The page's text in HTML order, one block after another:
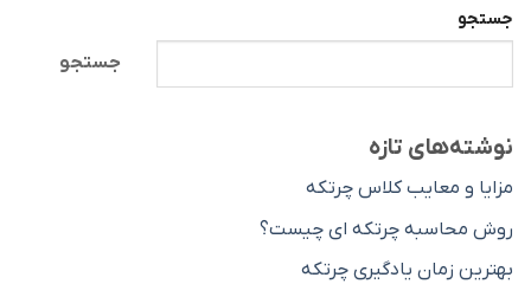
جستجو
جستجو
نوشته‌های تازه
مزایا و معایب کلاس چرتکه
روش محاسبه چرتکه ای چیست؟
بهترین زمان یادگیری چرتکه